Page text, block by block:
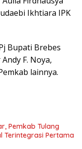
Ikhtiara IPK
Bupati Brebes
F. Noya,
lainnya.
Pemkab Tulang
Terintegrasi Pertama